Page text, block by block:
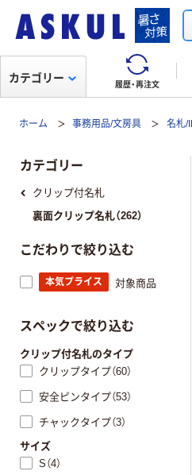
履歴・再注文
カテゴリー
ホーム 事務用品/文房具 名札/
カテゴリー
クリップ付名札
裏面クリップ名札（262）
こだわりで絞り込む
本気プライス 対象商品
スペックで絞り込む
クリップ付名札のタイプ
クリップタイプ（60）
安全ピンタイプ（53）
チャックタイプ（3）
サイズ
S（4）